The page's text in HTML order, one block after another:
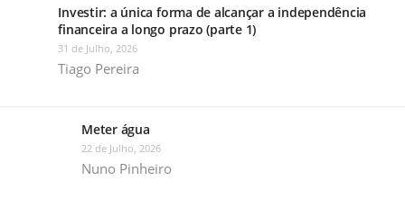
Investir: a única forma de alcançar a independência
financeira a longo prazo (parte 1)
31 de Julho, 2026
Tiago Pereira
Meter água
22 de Julho, 2026
Nuno Pinheiro